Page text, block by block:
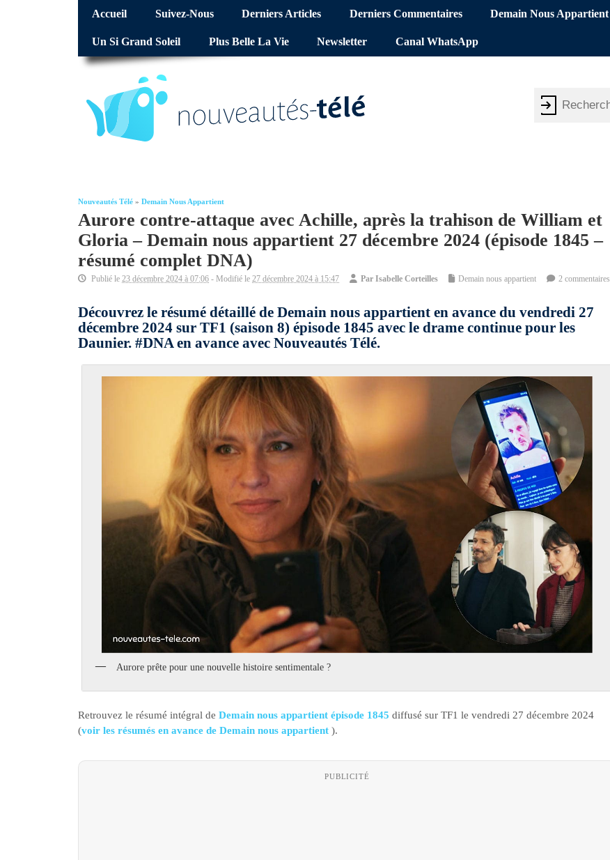
Accueil Suivez-Nous Derniers Articles Derniers Commentaires Demain Nous Appartient
Un Si Grand Soleil Plus Belle La Vie Newsletter Canal WhatsApp
Nouveautés Télé » Demain Nous Appartient
Aurore contre-attaque avec Achille, après la trahison de William et
Gloria – Demain nous appartient 27 décembre 2024 (épisode 1845 –
résumé complet DNA)
Publié le 23 décembre 2024 à 07:06 - Modifié le 27 décembre 2024 à 15:47 Par Isabelle Corteilles Demain nous appartient 2 commentaires
Découvrez le résumé détaillé de Demain nous appartient en avance du vendredi 27
décembre 2024 sur TF1 (saison 8) épisode 1845 avec le drame continue pour les
Daunier. #DNA en avance avec Nouveautés Télé.
Aurore prête pour une nouvelle histoire sentimentale ?
Retrouvez le résumé intégral de Demain nous appartient épisode 1845 diffusé sur TF1 le vendredi 27 décembre 2024
(voir les résumés en avance de Demain nous appartient ).
PUBLICITÉ